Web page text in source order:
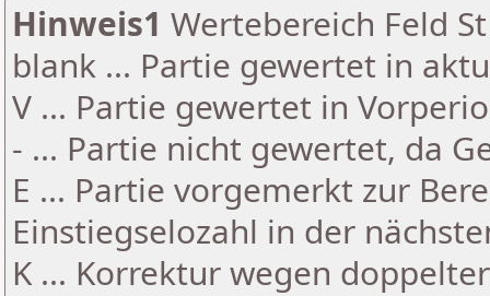
Hinweis1 Wertebereich Feld
blank ... Partie gewertet in
V ... Partie gewertet in
- ... Partie nicht gewertet, da
E ... Partie vorgemerkt zur
Einstiegselozahl in der
K ... Korrektur wegen